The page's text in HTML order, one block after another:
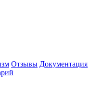
Отзывы Документация